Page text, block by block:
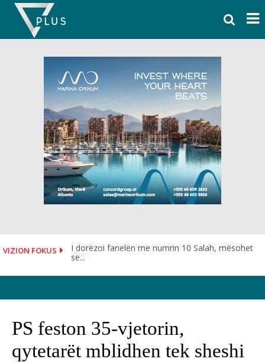
Skip
content
VIZION FOKUS
I dorëzoi fanelën me numrin 10 Salah, mësohet
se...
PS feston 35-vjetorin,
qytetarët mblidhen tek sheshi